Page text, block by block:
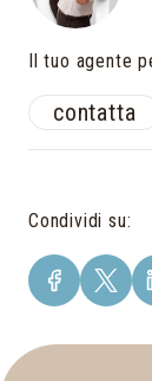
Il tuo agente
contatta
Condividi su: